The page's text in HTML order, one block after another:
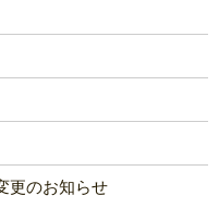
更のお知らせ